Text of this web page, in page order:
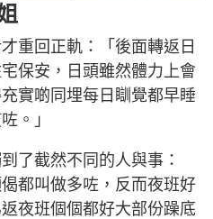
重回正軌：「後面轉返日
保安，日頭雖然體力上會
實啲同埋每日瞓覺都早睡
。」
了截然不同的人與事：
都叫做多咗，反而夜班好
夜班個個都好大部份躁底